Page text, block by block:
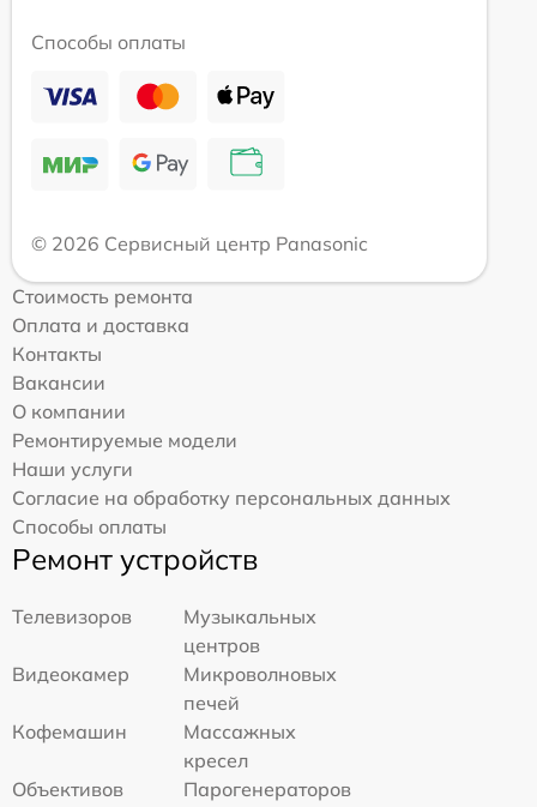
Способы оплаты
© 2026 Сервисный центр Panasonic
Стоимость ремонта
Оплата и доставка
Контакты
Вакансии
О компании
Ремонтируемые модели
Наши услуги
Согласие на обработку персональных данных
Способы оплаты
Ремонт устройств
Телевизоров
Музыкальных
центров
Видеокамер
Микроволновых
печей
Кофемашин
Массажных
кресел
Объективов
Парогенераторов